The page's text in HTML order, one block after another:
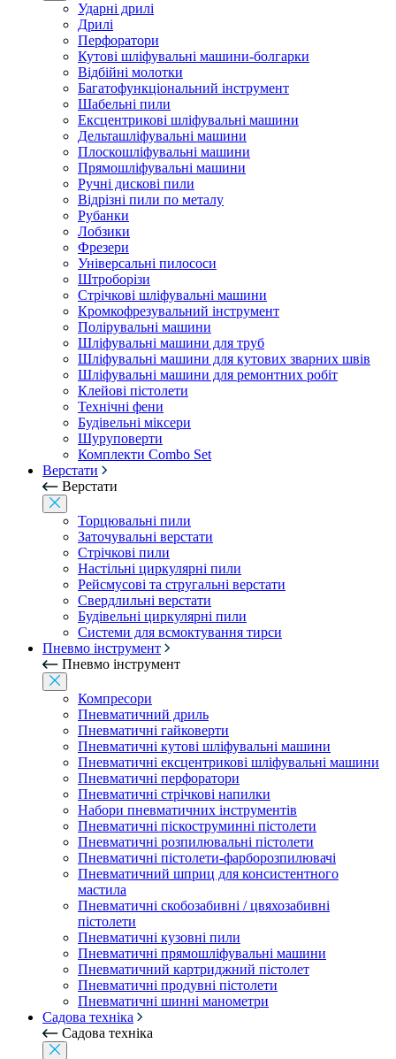
Ударні дрилі
Дрилі
Перфоратори
Кутові шліфувальні машини-болгарки
Відбійні молотки
Багатофункціональний інструмент
Шабельні пили
Ексцентрикові шліфувальні машини
Дельташліфувальні машини
Плоскошліфувальні машини
Прямошліфувальні машини
Ручні дискові пили
Відрізні пили по металу
Рубанки
Лобзики
Фрезери
Універсальні пилососи
Штроборізи
Стрічкові шліфувальні машини
Кромкофрезувальний інструмент
Полірувальні машини
Шліфувальні машини для труб
Шліфувальні машини для кутових зварних швів
Шліфувальні машини для ремонтних робіт
Клейові пістолети
Технічні фени
Будівельні міксери
Шуруповерти
Комплекти Combo Set
Верстати
Верстати
Торцювальні пили
Заточувальні верстати
Стрічкові пили
Настільні циркулярні пили
Рейсмусові та стругальні верстати
Свердлильні верстати
Будівельні циркулярні пили
Системи для всмоктування тирси
Пневмо інструмент
Пневмо інструмент
Компресори
Пневматичний дриль
Пневматичні гайковерти
Пневматичні кутові шліфувальні машини
Пневматичні ексцентрикові шліфувальні машини
Пневматичні перфоратори
Пневматичні стрічкові напилки
Набори пневматичних інструментів
Пневматичні піскоструминні пістолети
Пневматичні розпилювальні пістолети
Пневматичні пістолети-фарборозпилювачі
Пневматичний шприц для консистентного
мастила
Пневматичні скобозабивні / цвяхозабивні
пістолети
Пневматичні кузовні пили
Пневматичні прямошліфувальні машини
Пневматичний картриджний пістолет
Пневматичні продувні пістолети
Пневматичні шинні манометри
Садова техніка
Садова техніка